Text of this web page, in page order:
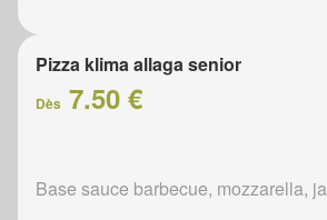
Pizza klima allaga senior
Dès 7.50 €
Base sauce barbecue, mozzarella,